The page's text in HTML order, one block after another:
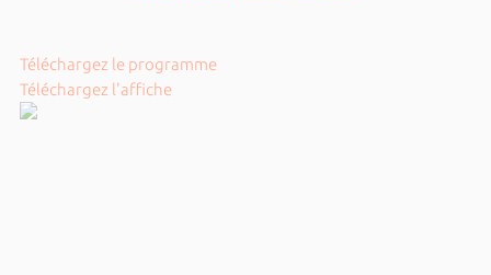
Téléchargez le programme
Téléchargez l'affiche